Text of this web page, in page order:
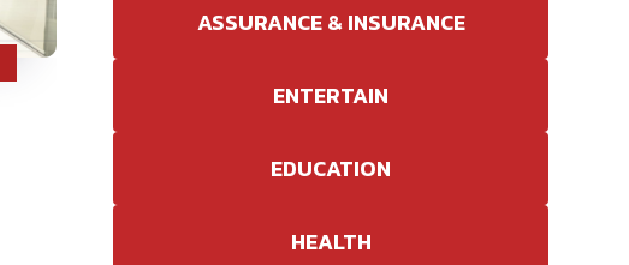
ASSURANCE & INSURANCE
ENTERTAIN
EDUCATION
HEALTH